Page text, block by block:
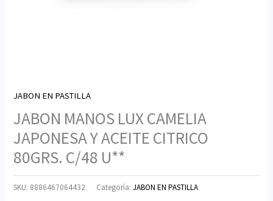
JABON EN PASTILLA
JABON MANOS LUX CAMELIA
JAPONESA Y ACEITE CITRICO
80GRS. C/48 U**
SKU: 8886467064432 Categoría:JABON EN PASTILLA